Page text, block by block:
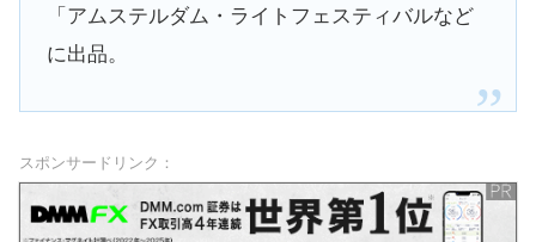
「アムステルダム・ライトフェスティバルなど
に出品。
スポンサードリンク：